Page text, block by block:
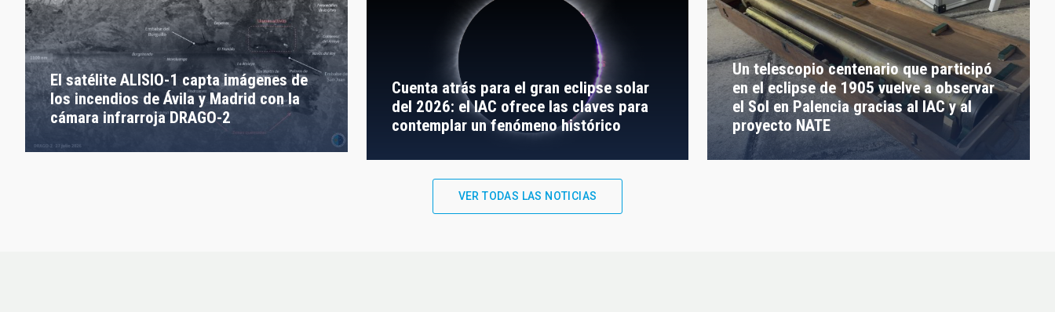
El satélite ALISIO-1 capta imágenes de
los incendios de Ávila y Madrid con la
cámara infrarroja DRAGO-2
Cuenta atrás para el gran eclipse solar
del 2026: el IAC ofrece las claves para
contemplar un fenómeno histórico
Un telescopio centenario que participó
en el eclipse de 1905 vuelve a observar
el Sol en Palencia gracias al IAC y al
proyecto NATE
VER TODAS LAS NOTICIAS